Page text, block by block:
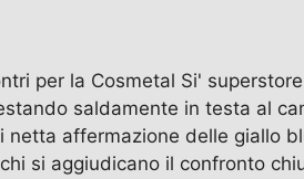
per la Cosmetal Si'
saldamente in testa al
netta affermazione delle giallo
si aggiudicano il confronto